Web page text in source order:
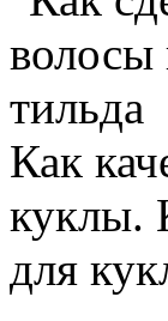
Как
куклы.
для